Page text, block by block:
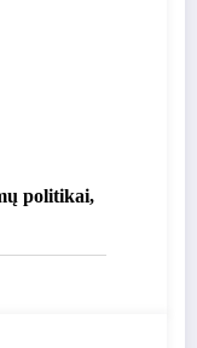
politikai,